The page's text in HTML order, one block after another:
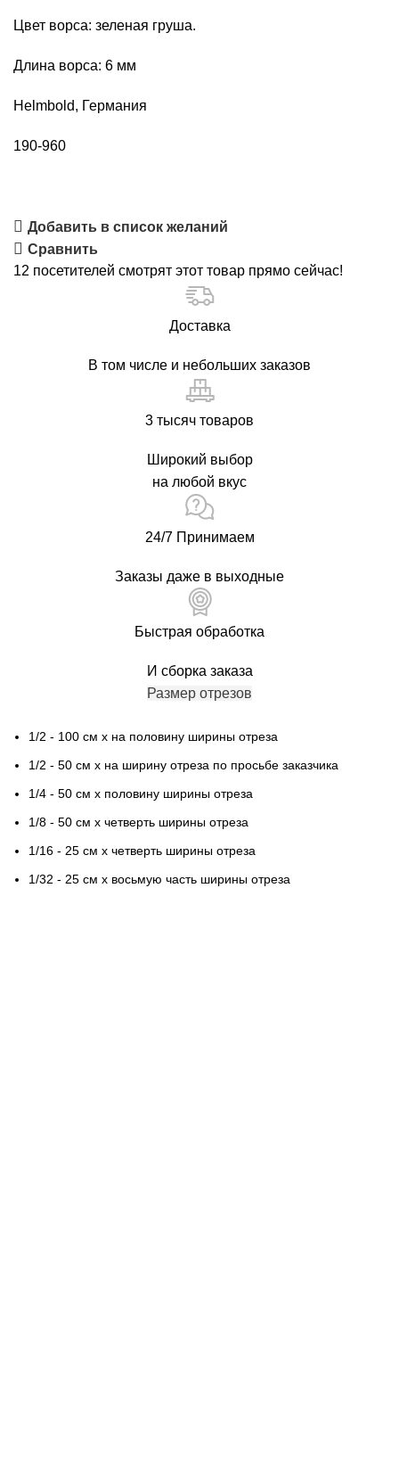
зеленая
груша,
Б0102-
Цвет ворса: зеленая груша.
Длина ворса: 6 мм
Helmbold, Германия
190-960
Добавить в список желаний
Сравнить
12 посетителей смотрят этот товар прямо сейчас!
Доставка
В том числе и небольших заказов
3 тысяч товаров
Широкий выбор
на любой вкус
24/7 Принимаем
Заказы даже в выходные
Быстрая обработка
И сборка заказа
Размер отрезов
1/2 - 100 см х на половину ширины отреза
1/2 - 50 см х на ширину отреза по просьбе заказчика
1/4 - 50 см х половину ширины отреза
1/8 - 50 см х четверть ширины отреза
1/16 - 25 см х четверть ширины отреза
1/32 - 25 см х восьмую часть ширины отреза